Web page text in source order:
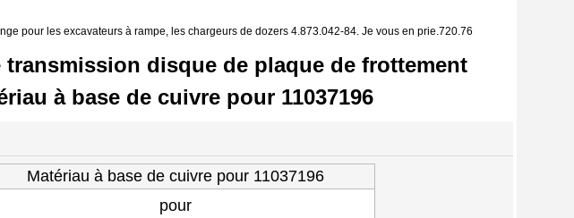
pour les excavateurs à rampe, les chargeurs de dozers 4.873.042-84. Je vous en prie.720.76
disque de plaque de frottement
à base de cuivre pour 11037196
Matériau à base de cuivre pour 11037196
pour